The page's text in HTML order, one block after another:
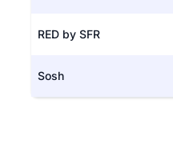
RED by SFR
Sosh